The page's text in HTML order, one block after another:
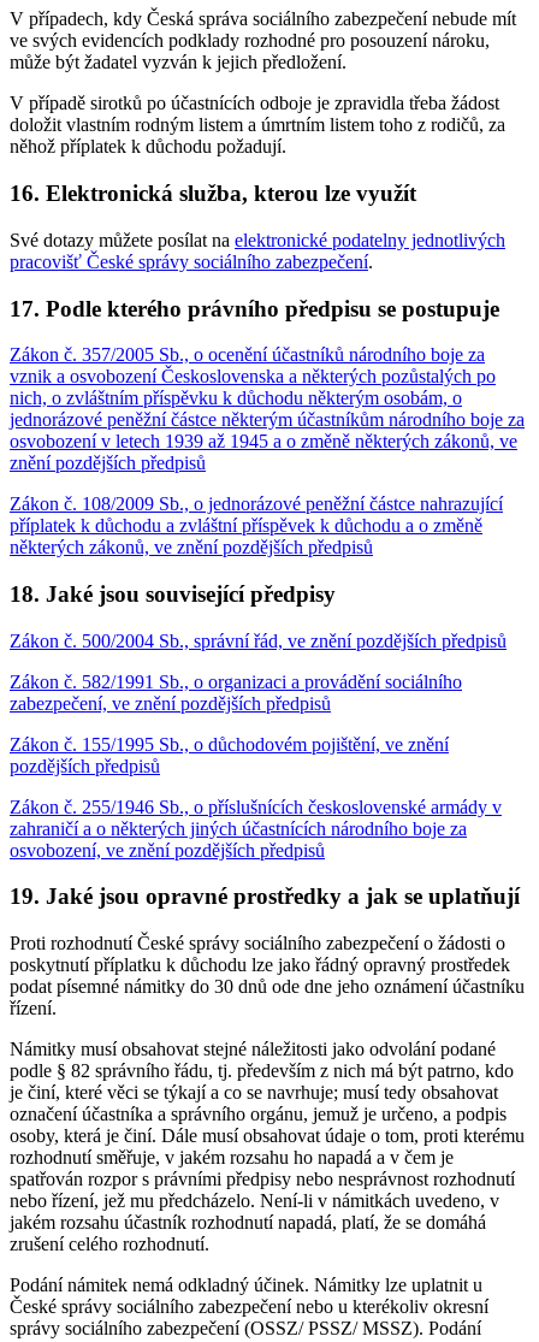
V případech, kdy Česká správa sociálního zabezpečení nebude mít
ve svých evidencích podklady rozhodné pro posouzení nároku,
může být žadatel vyzván k jejich předložení.
V případě sirotků po účastnících odboje je zpravidla třeba žádost
doložit vlastním rodným listem a úmrtním listem toho z rodičů, za
něhož příplatek k důchodu požadují.
16. Elektronická služba, kterou lze využít
Své dotazy můžete posílat na elektronické podatelny jednotlivých
pracovišť České správy sociálního zabezpečení.
17. Podle kterého právního předpisu se postupuje
Zákon č. 357/2005 Sb., o ocenění účastníků národního boje za
vznik a osvobození Československa a některých pozůstalých po
nich, o zvláštním příspěvku k důchodu některým osobám, o
jednorázové peněžní částce některým účastníkům národního boje za
osvobození v letech 1939 až 1945 a o změně některých zákonů, ve
znění pozdějších předpisů
Zákon č. 108/2009 Sb., o jednorázové peněžní částce nahrazující
příplatek k důchodu a zvláštní příspěvek k důchodu a o změně
některých zákonů, ve znění pozdějších předpisů
18. Jaké jsou související předpisy
Zákon č. 500/2004 Sb., správní řád, ve znění pozdějších předpisů
Zákon č. 582/1991 Sb., o organizaci a provádění sociálního
zabezpečení, ve znění pozdějších předpisů
Zákon č. 155/1995 Sb., o důchodovém pojištění, ve znění
pozdějších předpisů
Zákon č. 255/1946 Sb., o příslušnících československé armády v
zahraničí a o některých jiných účastnících národního boje za
osvobození, ve znění pozdějších předpisů
19. Jaké jsou opravné prostředky a jak se uplatňují
Proti rozhodnutí České správy sociálního zabezpečení o žádosti o
poskytnutí příplatku k důchodu lze jako řádný opravný prostředek
podat písemné námitky do 30 dnů ode dne jeho oznámení účastníku
řízení.
Námitky musí obsahovat stejné náležitosti jako odvolání podané
podle § 82 správního řádu, tj. především z nich má být patrno, kdo
je činí, které věci se týkají a co se navrhuje; musí tedy obsahovat
označení účastníka a správního orgánu, jemuž je určeno, a podpis
osoby, která je činí. Dále musí obsahovat údaje o tom, proti kterému
rozhodnutí směřuje, v jakém rozsahu ho napadá a v čem je
spatřován rozpor s právními předpisy nebo nesprávnost rozhodnutí
nebo řízení, jež mu předcházelo. Není-li v námitkách uvedeno, v
jakém rozsahu účastník rozhodnutí napadá, platí, že se domáhá
zrušení celého rozhodnutí.
Podání námitek nemá odkladný účinek. Námitky lze uplatnit u
České správy sociálního zabezpečení nebo u kterékoliv okresní
správy sociálního zabezpečení (OSSZ/ PSSZ/ MSSZ). Podání